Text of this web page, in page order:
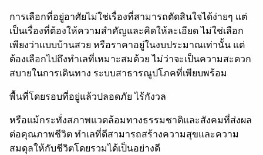
การเลือกที่อยู่อาศัยไม่ใช่เรื่องที่สามารถตัดสินใจได้ง่ายๆ แต่
เป็นเรื่องที่ต้องให้ความสำคัญและคิดให้ละเอียด ไม่ใช่เลือก
เพียงว่าแบบบ้านสวย หรือราคาอยู่ในงบประมาณเท่านั้น แต่
ต้องเลือกไปถึงทำเลที่เหมาะสมด้วย ไม่ว่าจะเป็นความสะดวก
สบายในการเดินทาง ระบบสาธารณูปโภคที่เพียบพร้อม
พื้นที่โดยรอบที่อยู่แล้วปลอดภัย ไร้กังวล
หรือแม้กระทั่งสภาพแวดล้อมทางธรรมชาติและสังคมที่ส่งผล
ต่อคุณภาพชีวิต ทำเลที่ดีสามารถสร้างความสุขและความ
สมดุลให้กับชีวิตโดยรวมได้เป็นอย่างดี